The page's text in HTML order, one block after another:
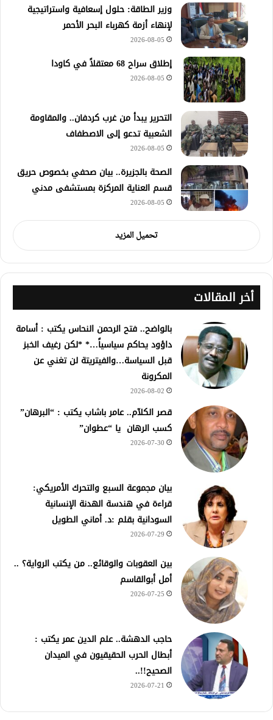
وزير الطاقة: حلول إسعافية واستراتيجية
لإنهاء أزمة كهرباء البحر الأحمر
2026-08-05
إطلاق سراح 68 معتقلاً في كاودا
2026-08-05
التحرير يبدأ من غرب كردفان.. والمقاومة
الشعبية تدعو إلى الاصطفاف
2026-08-05
الصحة بالجزيرة.. بيان صحفي بخصوص حريق
قسم العناية المركزة بمستشفى مدني
2026-08-05
تحميل المزيد
أخر المقالات
بالواضح.. فتح الرحمن النحاس يكتب : أسامة
داؤود يحاكم سياسياً…* *لكن رغيف الخبز
قبل السياسة…والفيتريتة لن تغني عن
المكرونة
2026-08-02
قصر الكلآم.. عامر باشاب يكتب : “البرهان”
كسب الرهان يا “عطوان”
2026-07-30
بيان مجموعة السبع والتحرك الأمريكي:
قراءة في هندسة الهدنة الإنسانية
السودانية بقلم :د. أماني الطويل
2026-07-29
بين العقوبات والوقائع.. من يكتب الرواية؟ ..
أمل أبوالقاسم
2026-07-25
حاجب الدهشة.. علم الدين عمر يكتب :
أبطال الحرب الحقيقيون في الميدان
الصحيح!!..
2026-07-21